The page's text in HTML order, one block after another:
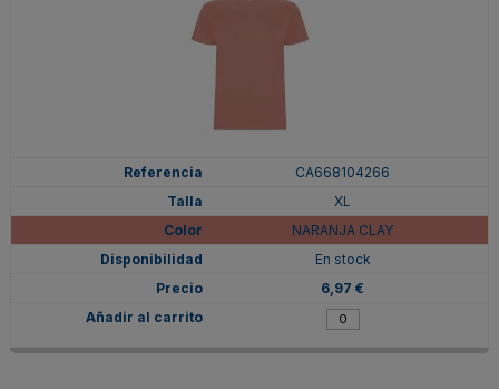
CA668104266
XL
NARANJA CLAY
En stock
6,97 €